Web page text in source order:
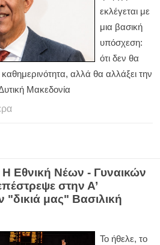
εκλέγεται με
μια βασική
υπόσχεση:
ότι δεν θα
καθημερινότητα, αλλά θα αλλάξει την
Μακεδονία
Εθνική Νέων - Γυναικών
στην Α’
"δικιά μας" Βασιλική
Το ήθελε, το